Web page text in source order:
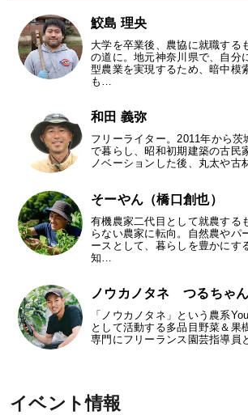
鮫島 理央
大学を卒業後、農協に就職する
の道に。地元神奈川県で、自分
型農業を実現するため、暗中模
も…
和田 義弥
フリーライター。2011年から
で暮らし、昭和初期建築の古民
ノベーションした後、丸太や
そーやん（橋口創也）
有機農家二代目として就農する
らない農家に転向。自然農やパ
ースとして、暮らしを豊かにす
知…
ノウカノタネ つるちゃん
「ノウカノタネ」という農系
として活動する多品目野菜＆果
専門にフリーランス園芸指導員
イベント情報